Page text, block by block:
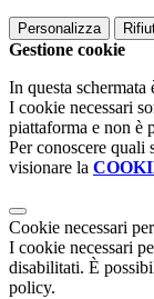
Personalizza
Gestione cookie
In questa
I cookie necessari
piattaforma e non è
Per conoscere quali
visionare la
Cookie necessari
I cookie necessari
disabilitati. È
policy.